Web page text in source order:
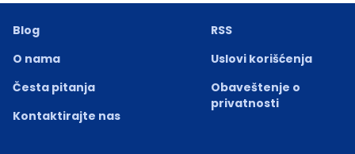
Blog
O nama
Česta pitanja
Kontaktirajte nas
RSS
Uslovi korišćenja
Obaveštenje o
privatnosti